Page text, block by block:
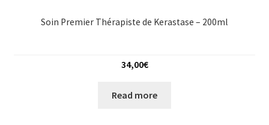
Soin Premier Thérapiste de Kerastase – 200ml
34,00€
Read more